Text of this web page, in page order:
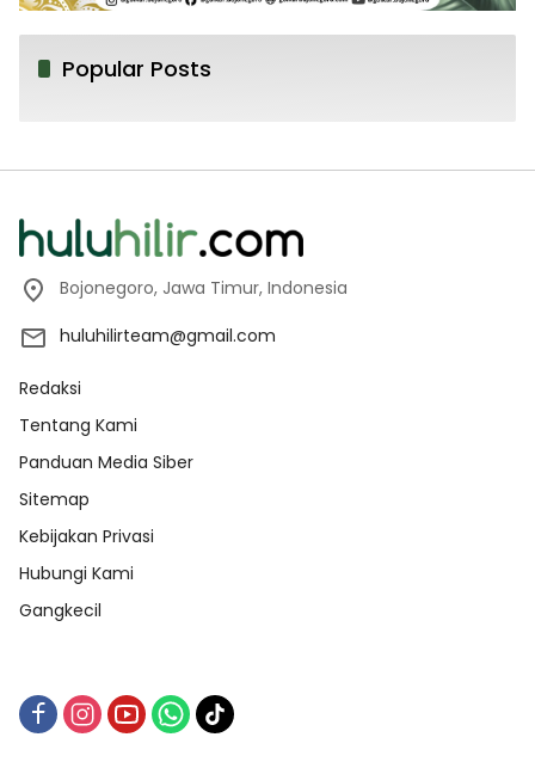
Popular Posts
Bojonegoro, Jawa Timur, Indonesia
huluhilirteam@gmail.com
Redaksi
Tentang Kami
Panduan Media Siber
Sitemap
Kebijakan Privasi
Hubungi Kami
Gangkecil